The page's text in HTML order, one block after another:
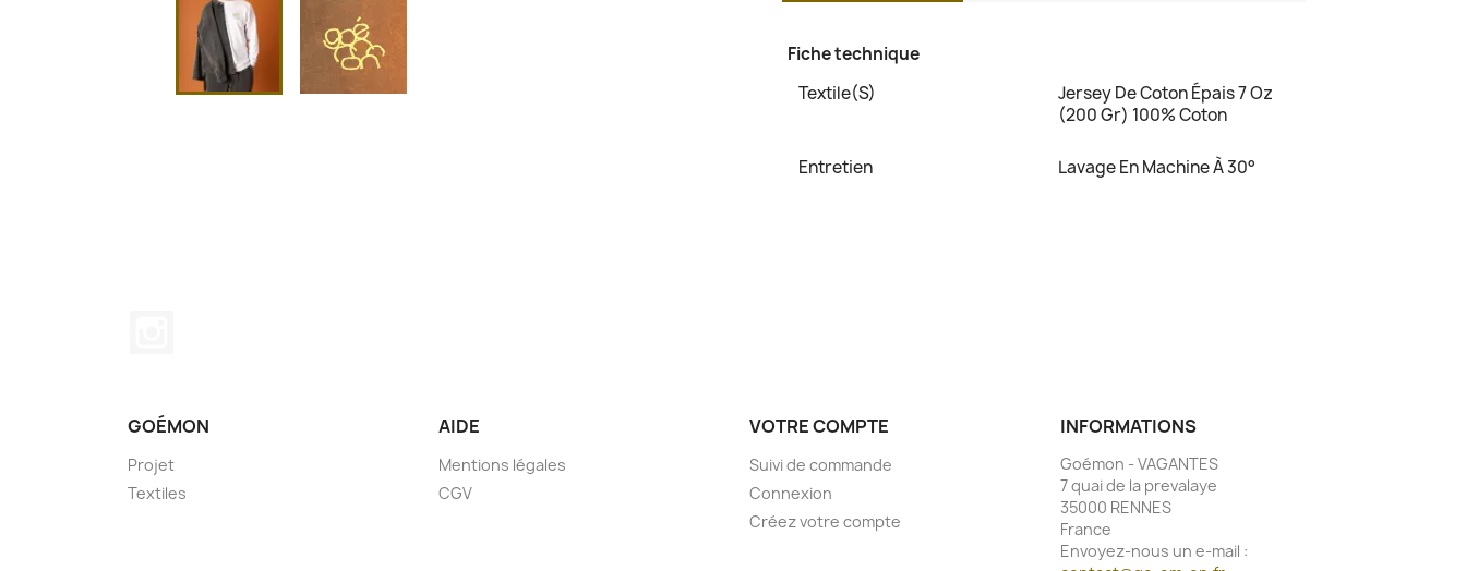
Fiche technique
Textile(s)
Jersey De Coton Épais 7 Oz
(200 Gr) 100% Coton
Entretien Lavage En Machine À 30°
GOÉMON
Projet
Textiles
AIDE
Mentions légales
CGV
VOTRE COMPTE
Suivi de commande
Connexion
Créez votre compte
INFORMATIONS
Goémon - VAGANTES
7 quai de la prevalaye
35000 RENNES
France
Envoyez-nous un e-mail :